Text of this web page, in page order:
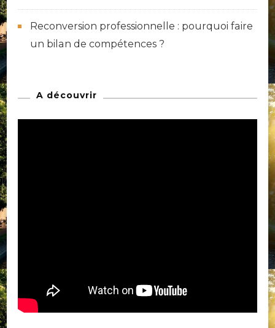
Reconversion professionnelle : pourquoi faire
un bilan de compétences ?
A découvrir